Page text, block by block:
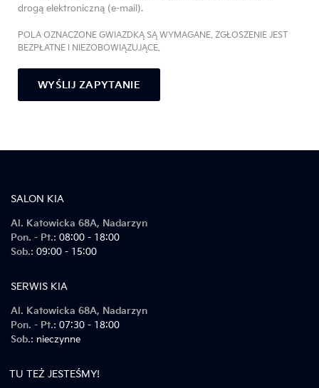
drogą elektroniczną (e-mail).
POLA OZNACZONE GWIAZDKĄ SĄ WYMAGANE. ZGŁOSZENIE JEST
BEZPŁATNE I NIEZOBOWIĄZUJĄCE.
SALON KIA
Al. Katowicka 68A, Nadarzyn
Pon. - Pt.: 08:00 - 18:00
Sob.: 09:00 - 15:00
SERWIS KIA
Al. Katowicka 68A, Nadarzyn
Pon. - Pt.: 07:30 - 18:00
Sob.: nieczynne
TU TEŻ JESTEŚMY!